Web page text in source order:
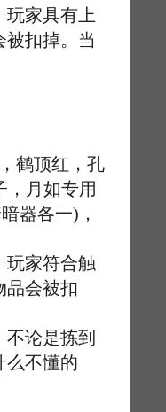
家具有上
扣掉。当
鹤顶红，孔
，月如专用
器各一)，
家符合触
品会被扣
论是拣到
么不懂的